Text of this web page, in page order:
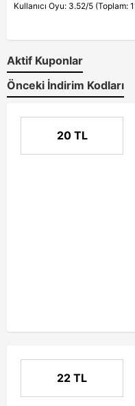
Kullanıcı Oyu: 3.52/5 (Toplam:
Aktif Kuponlar
Önceki İndirim Kodları
20 TL
22 TL